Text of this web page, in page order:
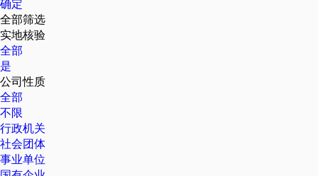
确定
全部筛选
实地核验
全部
是
公司性质
全部
不限
行政机关
社会团体
事业单位